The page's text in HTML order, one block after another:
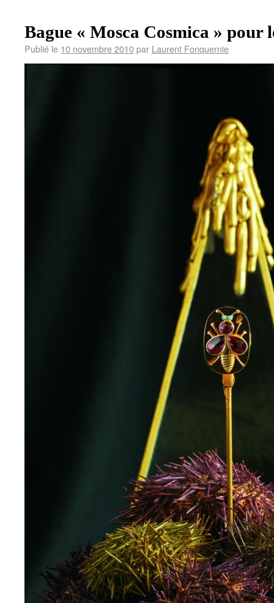
Bague « Mosca Cosmica » pour
Publié le 10 novembre 2010par Laurent Fonquernie